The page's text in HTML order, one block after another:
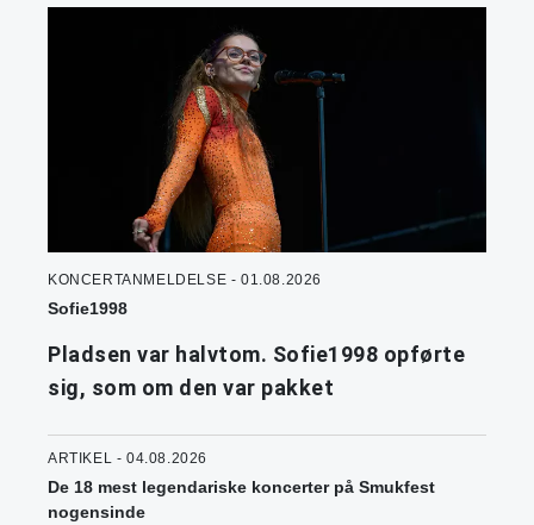
KONCERTANMELDELSE - 01.08.2026
Sofie1998
Pladsen var halvtom. Sofie1998 opførte
sig, som om den var pakket
ARTIKEL - 04.08.2026
De 18 mest legendariske koncerter på Smukfest
nogensinde